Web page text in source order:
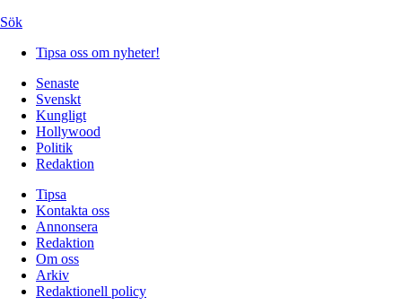
Sök
Tipsa oss om nyheter!
Senaste
Svenskt
Kungligt
Hollywood
Politik
Redaktion
Tipsa
Kontakta oss
Annonsera
Redaktion
Om oss
Arkiv
Redaktionell policy